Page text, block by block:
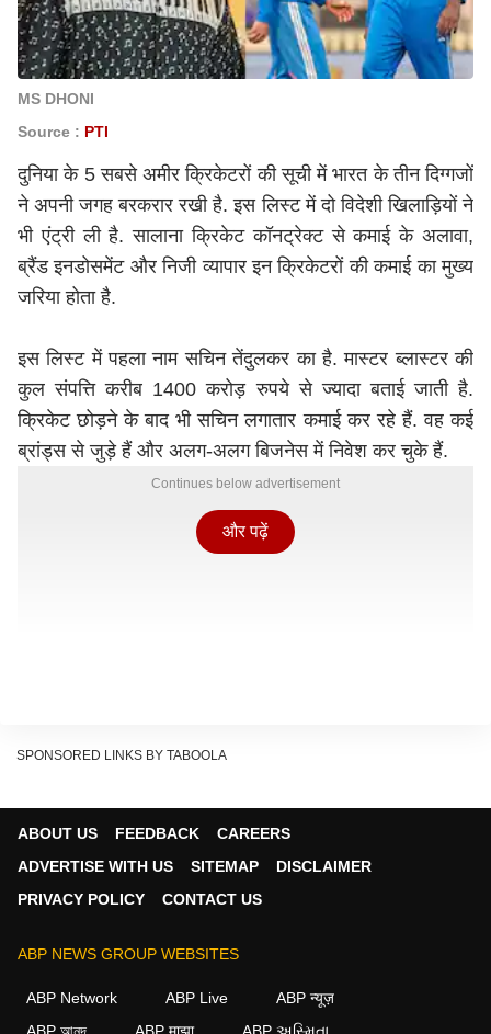
MS DHONI
Source : PTI
दुनिया के 5 सबसे अमीर क्रिकेटरों की सूची में भारत के तीन दिग्गजों
ने अपनी जगह बरकरार रखी है. इस लिस्ट में दो विदेशी खिलाड़ियों ने
भी एंट्री ली है. सालाना क्रिकेट कॉनट्रेक्ट से कमाई के अलावा,
ब्रैंड इनडोसमेंट और निजी व्यापार इन क्रिकेटरों की कमाई का मुख्य
जरिया होता है.
इस लिस्ट में पहला नाम सचिन तेंदुलकर का है. मास्टर ब्लास्टर की
कुल संपत्ति करीब 1400 करोड़ रुपये से ज्यादा बताई जाती है.
क्रिकेट छोड़ने के बाद भी सचिन लगातार कमाई कर रहे हैं. वह कई
ब्रांड्स से जुड़े हैं और अलग-अलग बिजनेस में निवेश कर चुके हैं.
Continues below advertisement
ज्यादा है. विराट आज दुनिया के सबसे बड़े स्पोर्ट्स ब्रांड्स में गिने
और पढ़ें
SPONSORED LINKS BY TABOOLA
ABOUT US FEEDBACK
CAREERS
ADVERTISE WITH US
SITEMAP
DISCLAIMER
PRIVACY POLICY
CONTACT US
ABP NEWS GROUP WEBSITES
ABP Network ABP Live
ABP न्यूज़